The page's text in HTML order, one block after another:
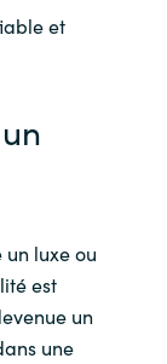
et
un luxe ou
est
un
une